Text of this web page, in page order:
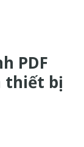
PDF
thiết bị